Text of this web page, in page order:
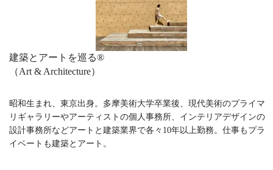
建築とアートを巡る®︎
（Art & Architecture）
昭和生まれ、東京出身。多摩美術大学卒業後、現代美術のプライマ
リギャラリーやアーティストの個人事務所、インテリアデザインの
設計事務所などアートと建築業界で各々10年以上勤務。仕事もプラ
イベートも建築とアート。